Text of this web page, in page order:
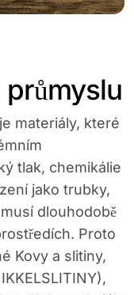
materiály, které
tlak, chemikálie
jako trubky,
dlouhodobě
Proto
Kovy a slitiny,